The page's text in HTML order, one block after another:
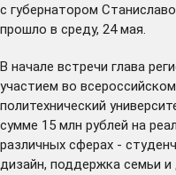
с губернатором
прошло в среду, 24 мая.
В начале встречи глава
участием во
политехнический
сумме 15 млн рублей на
различных сферах -
дизайн, поддержка семьи и